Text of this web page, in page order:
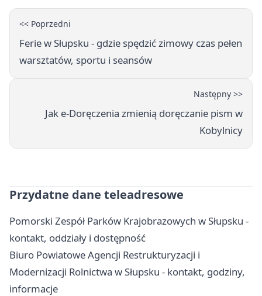
<< Poprzedni
Ferie w Słupsku - gdzie spędzić zimowy czas pełen
warsztatów, sportu i seansów
Następny >>
Jak e-Doręczenia zmienią doręczanie pism w
Kobylnicy
Przydatne dane teleadresowe
Pomorski Zespół Parków Krajobrazowych w Słupsku -
kontakt, oddziały i dostępność
Biuro Powiatowe Agencji Restrukturyzacji i
Modernizacji Rolnictwa w Słupsku - kontakt, godziny,
informacje